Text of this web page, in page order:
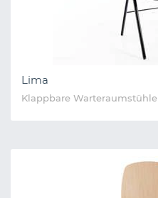
Lima
Klappbare Warteraumstühle